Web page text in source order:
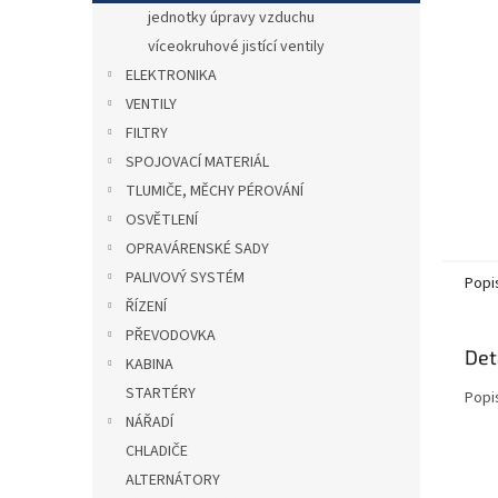
n
jednotky úpravy vzduchu
víceokruhové jistící ventily
ELEKTRONIKA
VENTILY
FILTRY
SPOJOVACÍ MATERIÁL
TLUMIČE, MĚCHY PÉROVÁNÍ
OSVĚTLENÍ
OPRAVÁRENSKÉ SADY
PALIVOVÝ SYSTÉM
ŘÍZENÍ
PŘEVODOVKA
KABINA
STARTÉRY
NÁŘADÍ
CHLADIČE
ALTERNÁTORY